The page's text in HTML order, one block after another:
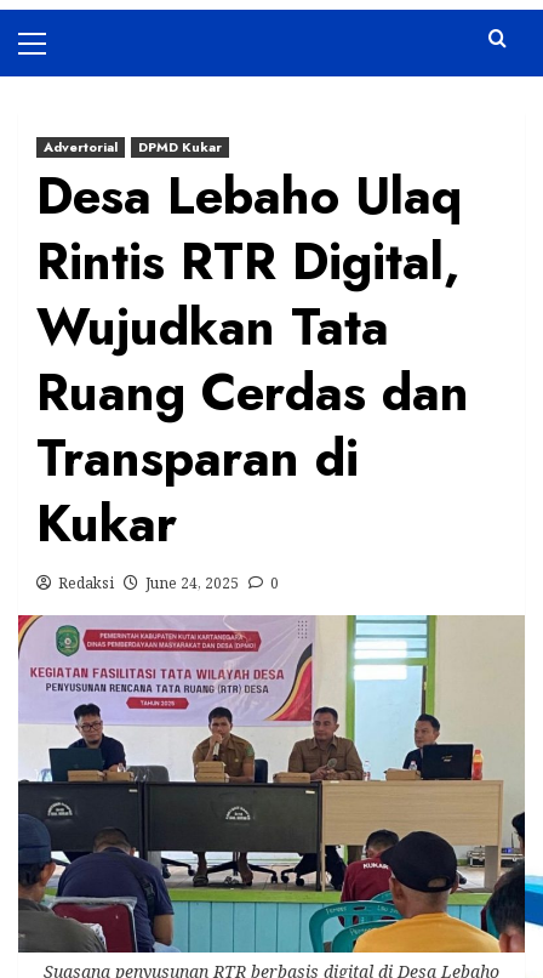
Menu
Advertorial DPMD Kukar
Desa Lebaho Ulaq
Rintis RTR Digital,
Wujudkan Tata
Ruang Cerdas dan
Transparan di
Kukar
Redaksi June 24, 2025 0
Suasana penyusunan RTR berbasis digital di Desa Lebaho